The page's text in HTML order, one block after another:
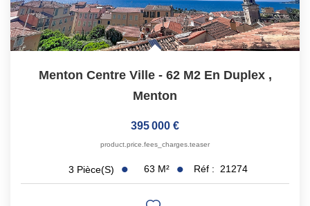
Menton Centre Ville - 62 M2 En Duplex ,
Menton
395 000 €
product.price.fees_charges.teaser
3 Pièce(s) 63 M² Réf : 21274